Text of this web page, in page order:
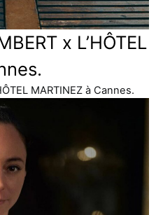
x L’HÔTEL
MARTINEZ à Cannes.